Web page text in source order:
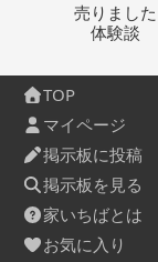
売りました
体験談
TOP
マイページ
掲示板に投稿
掲示板を見る
家いちばとは
お気に入り